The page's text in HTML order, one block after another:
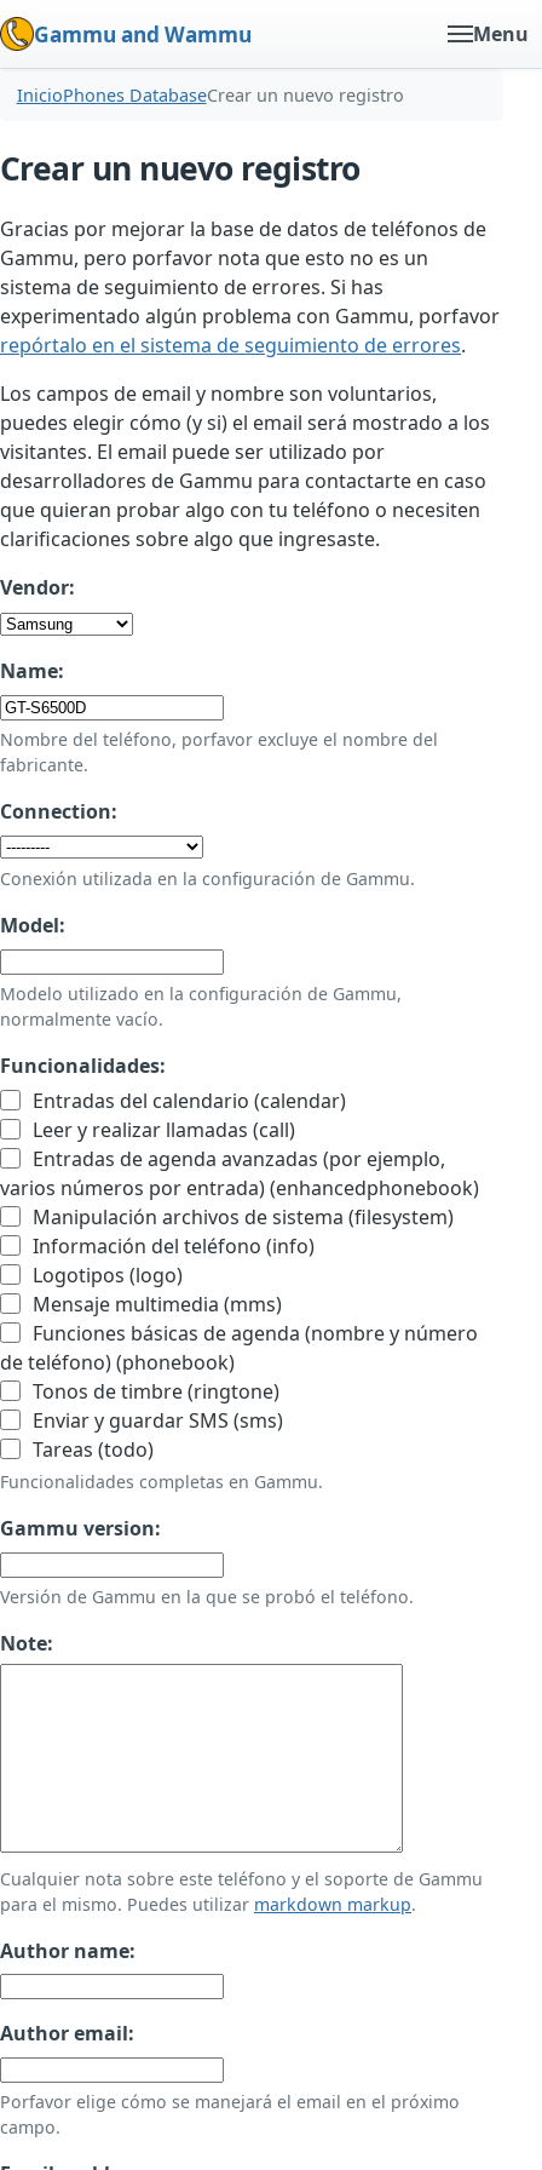
Gammu and Wammu Menu
InicioPhones DatabaseCrear un nuevo registro
Crear un nuevo registro
Gracias por mejorar la base de datos de teléfonos de
Gammu, pero porfavor nota que esto no es un
sistema de seguimiento de errores. Si has
experimentado algún problema con Gammu, porfavor
repórtalo en el sistema de seguimiento de errores.
Los campos de email y nombre son voluntarios,
puedes elegir cómo (y si) el email será mostrado a los
visitantes. El email puede ser utilizado por
desarrolladores de Gammu para contactarte en caso
que quieran probar algo con tu teléfono o necesiten
clarificaciones sobre algo que ingresaste.
Vendor:
Name:
Nombre del teléfono, porfavor excluye el nombre del
fabricante.
Connection:
Conexión utilizada en la configuración de Gammu.
Model:
Modelo utilizado en la configuración de Gammu,
normalmente vacío.
Funcionalidades:
Entradas del calendario (calendar)
Leer y realizar llamadas (call)
Entradas de agenda avanzadas (por ejemplo,
varios números por entrada) (enhancedphonebook)
Manipulación archivos de sistema (filesystem)
Información del teléfono (info)
Logotipos (logo)
Mensaje multimedia (mms)
Funciones básicas de agenda (nombre y número
de teléfono) (phonebook)
Tonos de timbre (ringtone)
Enviar y guardar SMS (sms)
Tareas (todo)
Funcionalidades completas en Gammu.
Gammu version:
Versión de Gammu en la que se probó el teléfono.
Note:
Cualquier nota sobre este teléfono y el soporte de Gammu
para el mismo. Puedes utilizar markdown markup.
Author name:
Author email:
Porfavor elige cómo se manejará el email en el próximo
campo.